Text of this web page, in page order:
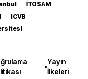
İTOSAM
ICVB
•
Yayın
İlkeleri